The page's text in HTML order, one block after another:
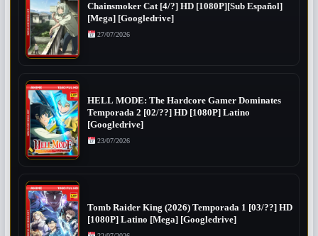
Chainsmoker Cat [4/?] HD [1080P][Sub Español]
[Mega] [Googledrive]
27/07/2026
HELL MODE: The Hardcore Gamer Dominates
Temporada 2 [02/??] HD [1080P] Latino
[Googledrive]
23/07/2026
Tomb Raider King (2026) Temporada 1 [03/??] HD
[1080P] Latino [Mega] [Googledrive]